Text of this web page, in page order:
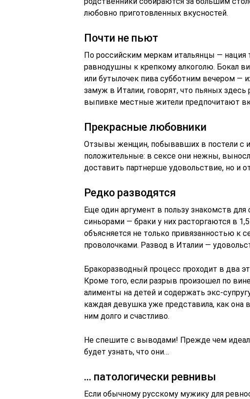
любовно приготовленных вкусностей.
Почти не пьют
По российским меркам итальянцы — нация
равнодушны к крепкому алкоголю. Бокал
или бутылочек пива субботним вечером
замуж в Италии, говорят, что пьяных
выпивке местные жители предпочитают
Прекрасные любовники
Отзывы женщин, побывавших в постели с
положительные: в сексе они нежны,
доставить партнерше удовольствие, но и
Редко разводятся
Еще один аргумент в пользу знакомств
синьорами — браки у них расторгаются в
объясняется не только привязанностью к
проволочками. Развод в Италии —
Бракоразводный процесс проходит в два
Кроме того, если разрыв произошел по
алименты на детей и содержать экс-
каждая девушка уже представила, как она
ним долго и счастливо.
Не спешите с выводами! Прежде чем
будет узнать, что они…
… патологически ревнивы
Если обычному русскому мужику для